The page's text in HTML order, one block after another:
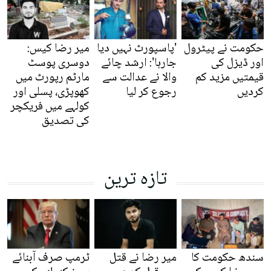
حکومت نے پیٹرول
اور ڈیزل کی
قیمتیں مزید کم
کردیں
'پاسپورٹ نہیں دیا
جارہا': ارشد چائے
والا نے عدالت سے
رجوع کر لیا
میر رضا کیس:
دوسری پوسٹ
مارٹم رپورٹ میں
کھوپڑی، پسلی اور
کولہے میں فریکچر
کی تصدیق
تازہ ترین
سندھ حکومت کا میر رضا نے قتل ٹرمپ صرف آبنائے